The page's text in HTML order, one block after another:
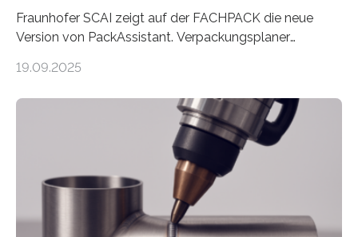
Fraunhofer SCAI zeigt auf der FACHPACK die neue
Version von PackAssistant. Verpackungsplaner
Automobil, Maschinenbau und in der Zulieferindustrie.
Teile als eine Einheit verpacken. Die Anordnung kann
der Benutzer vorgeben und erhält so mehr Kontrolle
über die Positionierung der Bauteile. Die ebenfalls neue
Automatisierungsschnittstelle dient dazu, die Software
besser in spezifische Unternehmensprozesse
einzubinden. Sankt Augustin – Zur Messe FACHPACK
vom 23. bis 25. September in Nürnberg…
19.09.2025